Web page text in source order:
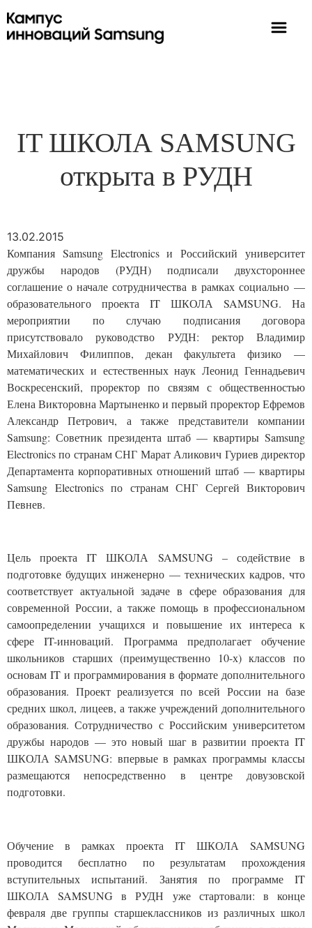
IT ШКОЛА SAMSUNG
открыта в РУДН
13.02.2015
Компания Samsung Electronics и Российский университет
дружбы народов (РУДН) подписали двухстороннее
соглашение о начале сотрудничества в рамках социально —
образовательного проекта IT ШКОЛА SAMSUNG. На
мероприятии по случаю подписания договора
присутствовало руководство РУДН: ректор Владимир
Михайлович Филиппов, декан факультета физико —
математических и естественных наук Леонид Геннадьевич
Воскресенский, проректор по связям с общественностью
Елена Викторовна Мартыненко и первый проректор Ефремов
Александр Петрович, а также представители компании
Samsung: Советник президента штаб — квартиры Samsung
Electronics по странам СНГ Марат Аликович Гуриев директор
Департамента корпоративных отношений штаб — квартиры
Samsung Electronics по странам СНГ Сергей Викторович
Певнев.
Цель проекта IT ШКОЛА SAMSUNG – содействие в
подготовке будущих инженерно — технических кадров, что
соответствует актуальной задаче в сфере образования для
современной России, а также помощь в профессиональном
самоопределении учащихся и повышение их интереса к
сфере IT-инноваций. Программа предполагает обучение
школьников старших (преимущественно 10-х) классов по
основам IT и программирования в формате дополнительного
образования. Проект реализуется по всей России на базе
средних школ, лицеев, а также учреждений дополнительного
образования. Сотрудничество с Российским университетом
дружбы народов — это новый шаг в развитии проекта IT
ШКОЛА SAMSUNG: впервые в рамках программы классы
размещаются непосредственно в центре довузовской
подготовки.
Обучение в рамках проекта IT ШКОЛА SAMSUNG
проводится бесплатно по результатам прохождения
вступительных испытаний. Занятия по программе IT
ШКОЛА SAMSUNG в РУДН уже стартовали: в конце
февраля две группы старшеклассников из различных школ